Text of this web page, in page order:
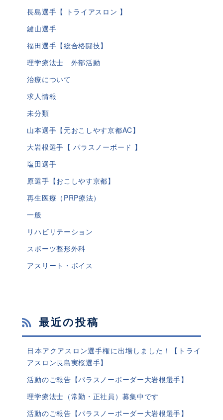
長島選手【 トライアスロン 】
鍵山選手
福田選手【総合格闘技】
理学療法士 外部活動
治療について
求人情報
未分類
山本選手【元おこしやす京都AC】
大岩根選手【 パラスノーボード 】
塩田選手
原選手【おこしやす京都】
再生医療（PRP療法）
一般
リハビリテーション
スポーツ整形外科
アスリート・ボイス
最近の投稿
日本アクアスロン選手権に出場しました！【トライ
アスロン長島実桜選手】
活動のご報告【パラスノーボーダー大岩根選手】
理学療法士（常勤・正社員）募集中です
活動のご報告【パラスノーボーダー大岩根選手】